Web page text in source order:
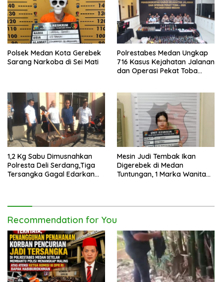
Polsek Medan Kota Gerebek
Sarang Narkoba di Sei Mati
Polrestabes Medan Ungkap
716 Kasus Kejahatan Jalanan
dan Operasi Pekat Toba
1,2 Kg Sabu Dimusnahkan
Polresta Deli Serdang,Tiga
Tersangka Gagal Edarkan
Mesin Judi Tembak Ikan
Digerebek di Medan
Tuntungan, 1 Marka Wanita
Recommendation for You